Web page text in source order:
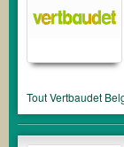
ToutVertbaudet